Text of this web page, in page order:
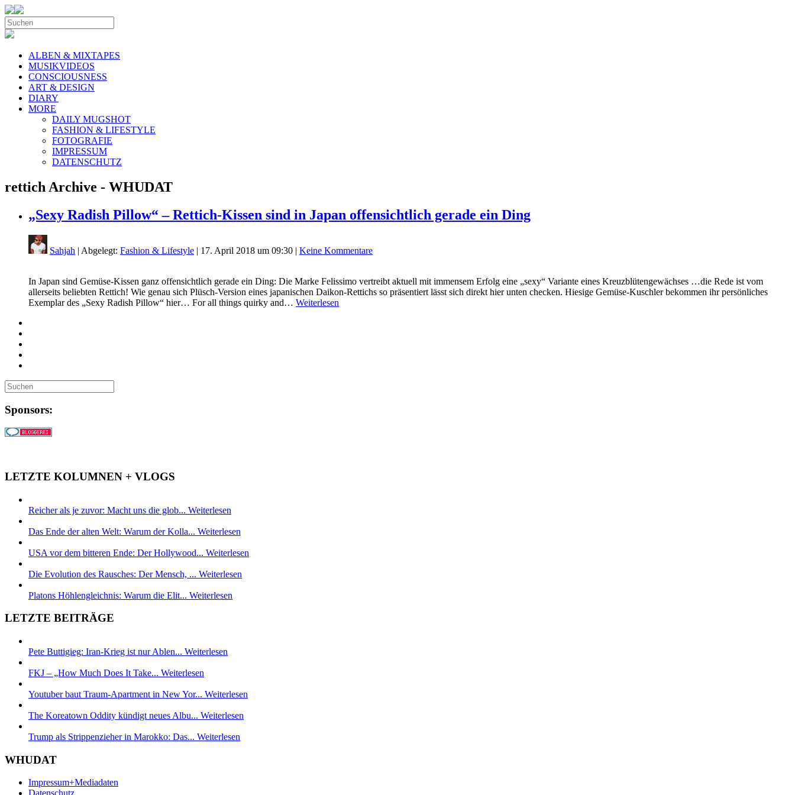
ALBEN & MIXTAPES
MUSIKVIDEOS
CONSCIOUSNESS
ART & DESIGN
DIARY
MORE
DAILY MUGSHOT
FASHION & LIFESTYLE
FOTOGRAFIE
IMPRESSUM
DATENSCHUTZ
rettich Archive - WHUDAT
„Sexy Radish Pillow“ – Rettich-Kissen sind in Japan offensichtlich gerade ein Ding
Sahjah | Abgelegt: Fashion & Lifestyle | 17. April 2018 um 09:30 | Keine Kommentare
In Japan sind Gemüse-Kissen ganz offensichtlich gerade ein Ding: Die Marke Felissimo vertreibt aktuell mit immensem Erfolg eine „sexy“ Variante eines Kreuzblütengewächses …die Rede ist vom
allerseits beliebten Rettich! Wie genau sich Plüsch-Version eines japanischen Daikon-Rettichs so präsentiert lässt sich direkt hier unten checken. Hiesige Gemüse-Kuschler bekommen ihr persönliches
Exemplar des „Sexy Radish Pillow“ hier… For all things quirky and… Weiterlesen
Sponsors:
LETZTE KOLUMNEN + VLOGS
Reicher als je zuvor: Macht uns die glob... Weiterlesen
Das Ende der alten Welt: Warum der Kolla... Weiterlesen
USA vor dem bitteren Ende: Der Hollywood... Weiterlesen
Die Evolution des Rausches: Der Mensch, ... Weiterlesen
Platons Höhlengleichnis: Warum die Elit... Weiterlesen
LETZTE BEITRÄGE
Pete Buttigieg: Iran-Krieg ist nur Ablen... Weiterlesen
FKJ – „How Much Does It Take... Weiterlesen
Youtuber baut Traum-Apartment in New Yor... Weiterlesen
The Koreatown Oddity kündigt neues Albu... Weiterlesen
Trump als Strippenzieher in Marokko: Das... Weiterlesen
WHUDAT
Impressum+Mediadaten